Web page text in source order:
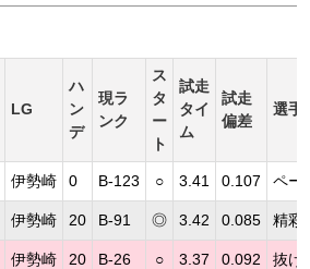
LG
ハ
ン
デ
現ラ
ンク
ス
タ
ー
ト
試走
タイ
ム
試走
偏差
選手
伊勢崎 0 B-123 ○ 3.41 0.107 ペー
伊勢崎 20 B-91 ◎ 3.42 0.085 精彩
伊勢崎 20 B-26 ○ 3.37 0.092 抜け